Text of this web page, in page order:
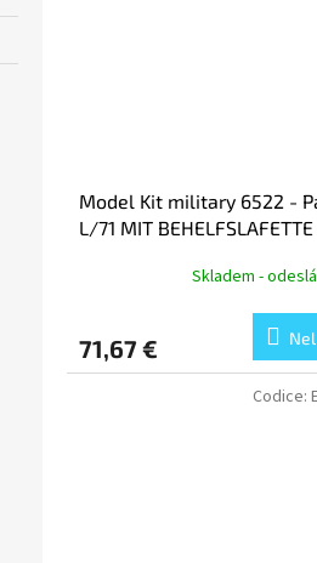
Model Kit military 6522 -
L/71 MIT
Skladem -
71,67 €
Codice: